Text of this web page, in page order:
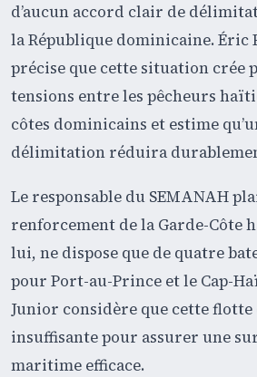
d’aucun accord clair de
la République dominicaine. Éric
précise que cette situation crée
tensions entre les pêcheurs
côtes dominicains et estime
délimitation réduira
Le responsable du SEMANAH
renforcement de la Garde-Côte
lui, ne dispose que de quatre
pour Port-au-Prince et le Cap-
Junior considère que cette flotte
insuffisante pour assurer une
maritime efficace.